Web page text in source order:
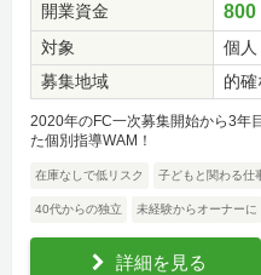
開業資金
800
対象
個人
募集地域
的
2020年のFC一次募集開始から3年
た個別指導WAM！
在庫なしで低リスク 子どもと関わる仕
40代からの独立 未経験からオーナーに
詳細を見る